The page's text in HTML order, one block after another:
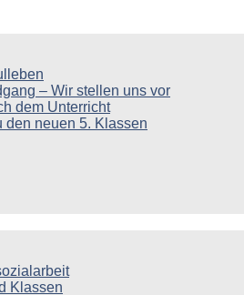
– Wir stellen uns vor
dem Unterricht
den neuen 5. Klassen
Klassen